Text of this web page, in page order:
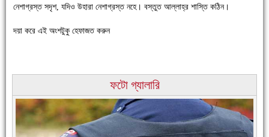
নেশাগ্রস্ত সদৃশ, যদিও উহারা নেশাগ্রস্ত নহে। বস্তুত আল্লাহ্র শাস্তি কঠিন।
দয়া করে এই অংশটুকু হেফাজত করুন
ফটো গ্যালারি
চাঁদপুরের মানুষ তাদের পুরোটা দিয়ে আমাকে আপন করে নিয়েছে